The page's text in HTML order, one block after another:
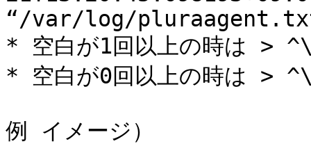
“/var/log/
* 空白が1回以上の時は >
* 空白が0回以上の時は >
例 イメージ）